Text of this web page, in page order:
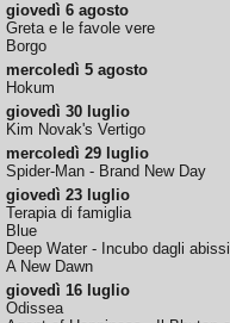
giovedì 6 agosto
Greta e le favole vere
Borgo
mercoledì 5 agosto
Hokum
giovedì 30 luglio
Kim Novak's Vertigo
mercoledì 29 luglio
Spider-Man - Brand New Day
giovedì 23 luglio
Terapia di famiglia
Blue
Deep Water - Incubo dagli abissi
A New Dawn
giovedì 16 luglio
Odissea